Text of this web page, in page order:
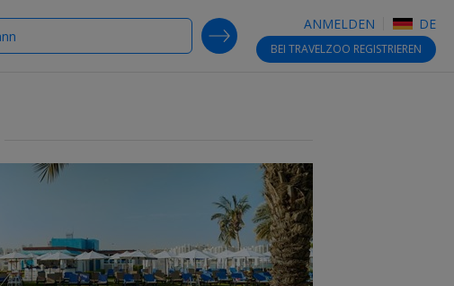
ANMELDEN DE
BEI TRAVELZOO REGISTRIEREN
SEARCH DEALS